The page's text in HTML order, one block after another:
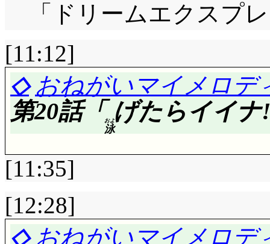
「ドリームエクスプ
[11:12]
◇ おねがいマイメロデ
第20話「
泳
およげたらイイナ
評価……☆☆☆☆☆(前回
[11:35]
[12:28]
◇ おねがいマイメロデ